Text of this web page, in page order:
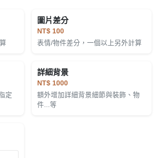
圖片差分
NT$ 100
表情/物件差分，一個以上另外計算
定
詳細背景
NT$ 1000
額外增加詳細背景細節與裝飾、物
件...等